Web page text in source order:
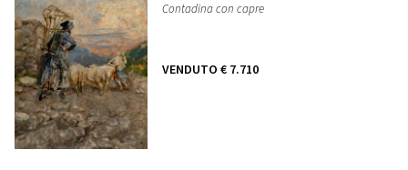
Contadina con capre
VENDUTO € 7.710